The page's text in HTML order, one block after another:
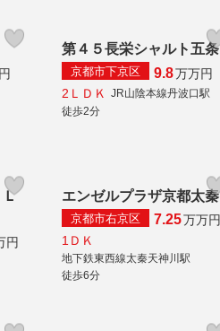
第４５長栄シャルト五条
京都市下京区 9.8万万円
2ＬＤＫ
JR山陰本線丹波口駅
徒歩2分
円
エンゼルプラザ京都太秦
京都市右京区 7.25万万円
1ＤＫ
地下鉄東西線太秦天神川駅
徒歩6分